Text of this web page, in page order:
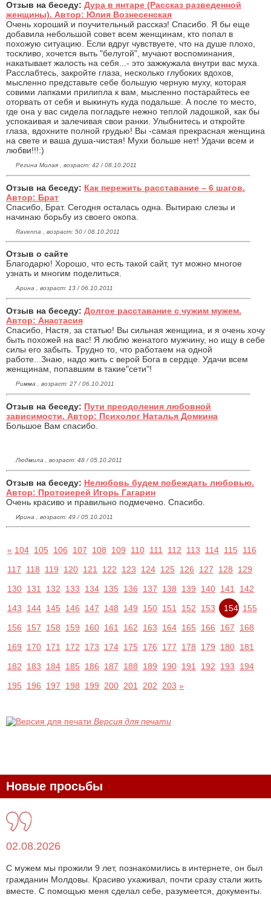
Отзыв на беседу: Дура в янтаре (Рассказ разведенной
женщины). Автор: Юлия Вознесенская
Очень хороший и поучительный рассказ! Спасибо. Я бы еще
добавила небольшой совет всем женщинам, кто попал в
похожую ситуацию. Если вдруг чувствуете, что на душе плохо,
тоскливо, хочется выть "белугой", мучают воспоминания,
накатывает жалость на себя...- это зажжужала внутри вас муха.
Расслабтесь, закройте глаза, несколько глубоких вдохов,
мысленно представьте себе большую черную муху, которая
совими лапками прилипла к вам, мысленно постарайтесь ее
оторвать от себя и выкинуть куда подальше. А после то место,
где она у вас сидела погладьте нежно теплой ладошкой, как бы
успокаивая и залечивая свои ранки. Улыбнитесь и откройте
глаза, вдохните полной грудью! Вы -самая прекрасная женщина
на свете и ваша душа-чистая! Мухи больше нет! Удачи всем и
любви!!!:)
Регина Милая , возраст: 42 / 08.10.2011
Отзыв на беседу: Как пережить расставание – 6 шагов.
Автор: Брат
Спасибо, Брат. Сегодня осталась одна. Вытираю слезы и
начинаю борьбу из своего окопа.
Ravenna , возраст: 50 / 08.10.2011
Отзыв о сайте
Благодарю! Хорошо, что есть такой сайт, тут можно многое
узнать и многим поделиться.
Арина , возраст: 13 / 06.10.2011
Отзыв на беседу: Долгое расставание с чужим мужем.
Автор: Анастасия
Спасибо, Настя, за статью! Вы сильная женщина, и я очень хочу
быть похожей на вас! Я люблю женатого мужчину, но ищу в себе
силы его забыть. Трудно то, что работаем на одной
работе...Знаю, надо жить с верой Бога в сердце. Удачи всем
женщинам, попавшим в такие"сети"!
Римма , возраст: 27 / 06.10.2011
Отзыв на беседу: Пути преодоления любовной
зависимости. Автор: Психолог Наталья Домкина
Большое Вам спасибо.
Людмила , возраст: 48 / 05.10.2011
Отзыв на беседу: Нелюбовь будем побеждать любовью.
Автор: Протоиерей Игорь Гагарин
Очень красиво и правильно подмечено. Спасибо.
Ирина , возраст: 49 / 05.10.2011
« 104 105 106 107 108 109 110 111 112 113 114 115
116
117
118 119 120 121 122 123 124 125 126 127 128
129
130 131 132 133 134 135 136 137 138 139 140 141
142
143
144 145 146 147 148 149 150 151 152 153 154 155
156
157 158 159 160 161 162 163 164 165 166 167
168
169
170 171 172 173 174 175 176 177 178 179 180 181
182
183 184 185 186 187 188 189 190 191 192 193
194
195
196 197 198 199 200 201 202 203 »
Версия для печати
Новые просьбы
02.08.2026
С мужем мы прожили 9 лет, познакомились в интернете, он был
гражданин Молдовы. Красиво ухаживал, почти сразу стали жить
вместе. С помощью меня сделал себе, разумеется, документы.